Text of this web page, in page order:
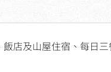
店及山屋住宿、每日